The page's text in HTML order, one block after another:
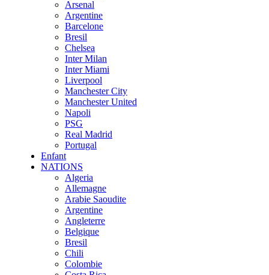
Arsenal
Argentine
Barcelone
Bresil
Chelsea
Inter Milan
Inter Miami
Liverpool
Manchester City
Manchester United
Napoli
PSG
Real Madrid
Portugal
Enfant
NATIONS
Algeria
Allemagne
Arabie Saoudite
Argentine
Angleterre
Belgique
Bresil
Chili
Colombie